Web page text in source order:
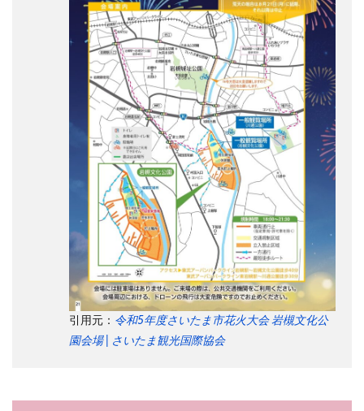
引用元： 令和5年度さいたま市花火大会 岩槻文化公
園会場 | さいたま観光国際協会